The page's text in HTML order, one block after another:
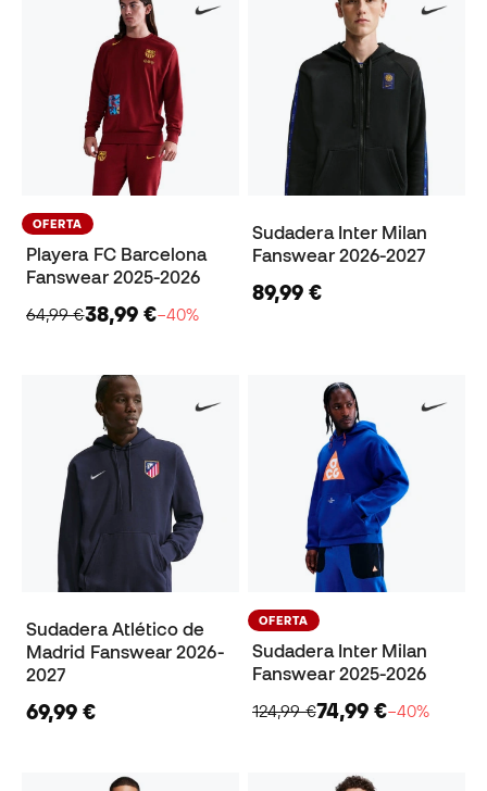
OFERTA
Playera FC Barcelona
Fanswear 2025-2026
64,99 €38,99 €−40%
Sudadera Inter Milan
Fanswear 2026-2027
89,99 €
Sudadera Atlético de
Madrid Fanswear 2026-
2027
69,99 €
OFERTA
Sudadera Inter Milan
Fanswear 2025-2026
124,99 €74,99 €−40%